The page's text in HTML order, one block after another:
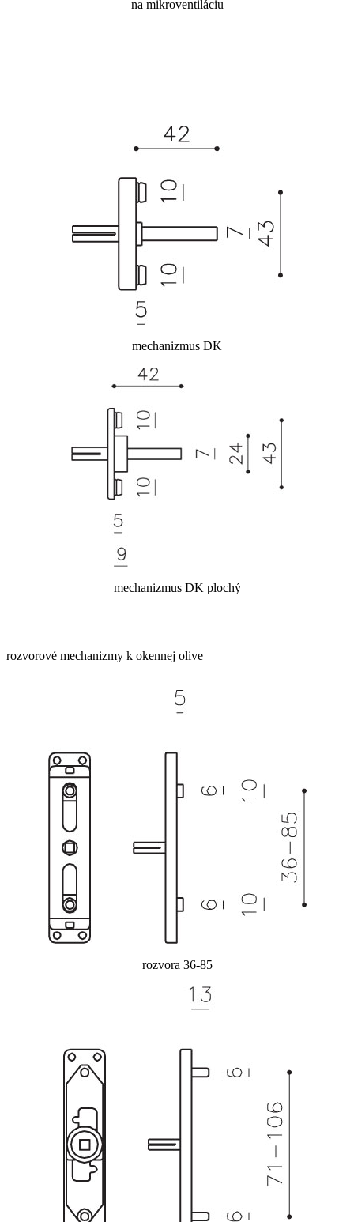
na mikroventiláciu
mechanizmus DK
mechanizmus DK plochý
rozvorové mechanizmy k okennej olive
rozvora 36-85